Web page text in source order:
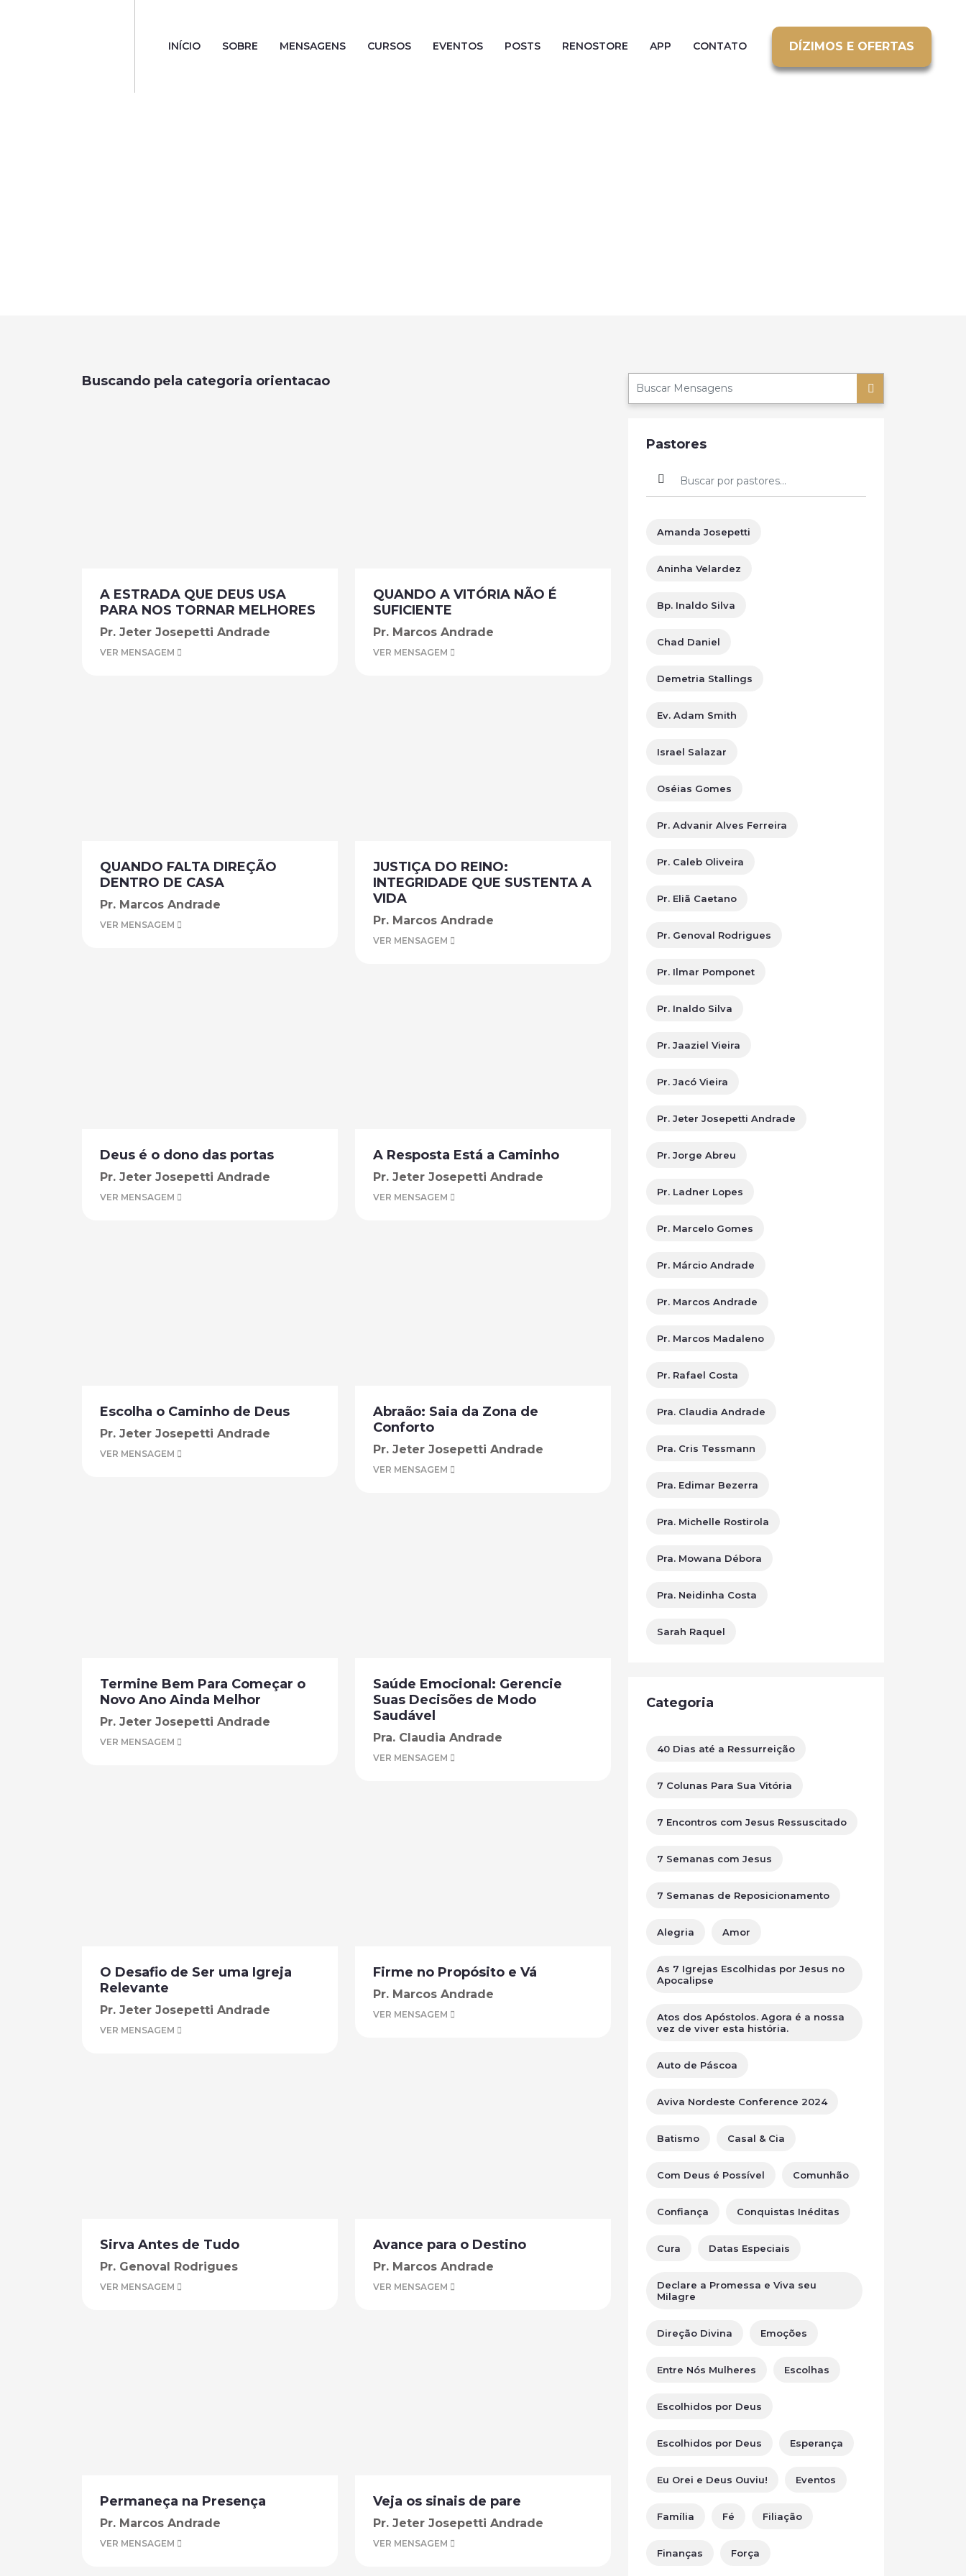
INÍCIO SOBRE MENSAGENS CURSOS EVENTOS POSTS RENOSTORE APP CONTATO DÍZIMOS E OFERTAS
Buscando pela categoria orientacao
A ESTRADA QUE DEUS USA
PARA NOS TORNAR MELHORES
Pr. Jeter Josepetti Andrade
VER MENSAGEM
QUANDO A VITÓRIA NÃO É
SUFICIENTE
Pr. Marcos Andrade
VER MENSAGEM
QUANDO FALTA DIREÇÃO
DENTRO DE CASA
Pr. Marcos Andrade
VER MENSAGEM
JUSTIÇA DO REINO:
INTEGRIDADE QUE SUSTENTA A
VIDA
Pr. Marcos Andrade
VER MENSAGEM
Deus é o dono das portas
Pr. Jeter Josepetti Andrade
VER MENSAGEM
A Resposta Está a Caminho
Pr. Jeter Josepetti Andrade
VER MENSAGEM
Escolha o Caminho de Deus
Pr. Jeter Josepetti Andrade
VER MENSAGEM
Abraão: Saia da Zona de
Conforto
Pr. Jeter Josepetti Andrade
VER MENSAGEM
Termine Bem Para Começar o
Novo Ano Ainda Melhor
Pr. Jeter Josepetti Andrade
VER MENSAGEM
Saúde Emocional: Gerencie
Suas Decisões de Modo
Saudável
Pra. Claudia Andrade
VER MENSAGEM
O Desafio de Ser uma Igreja
Relevante
Pr. Jeter Josepetti Andrade
VER MENSAGEM
Firme no Propósito e Vá
Pr. Marcos Andrade
VER MENSAGEM
Sirva Antes de Tudo
Pr. Genoval Rodrigues
VER MENSAGEM
Avance para o Destino
Pr. Marcos Andrade
VER MENSAGEM
Permaneça na Presença
Pr. Marcos Andrade
VER MENSAGEM
Veja os sinais de pare
Pr. Jeter Josepetti Andrade
VER MENSAGEM
Pastores
Amanda Josepetti
Aninha Velardez
Bp. Inaldo Silva
Chad Daniel
Demetria Stallings
Ev. Adam Smith
Israel Salazar
Oséias Gomes
Pr. Advanir Alves Ferreira
Pr. Caleb Oliveira
Pr. Eliã Caetano
Pr. Genoval Rodrigues
Pr. Ilmar Pomponet
Pr. Inaldo Silva
Pr. Jaaziel Vieira
Pr. Jacó Vieira
Pr. Jeter Josepetti Andrade
Pr. Jorge Abreu
Pr. Ladner Lopes
Pr. Marcelo Gomes
Pr. Márcio Andrade
Pr. Marcos Andrade
Pr. Marcos Madaleno
Pr. Rafael Costa
Pra. Claudia Andrade
Pra. Cris Tessmann
Pra. Edimar Bezerra
Pra. Michelle Rostirola
Pra. Mowana Débora
Pra. Neidinha Costa
Sarah Raquel
Categoria
40 Dias até a Ressurreição
7 Colunas Para Sua Vitória
7 Encontros com Jesus Ressuscitado
7 Semanas com Jesus
7 Semanas de Reposicionamento
Alegria Amor
As 7 Igrejas Escolhidas por Jesus no
Apocalipse
Atos dos Apóstolos. Agora é a nossa
vez de viver esta história.
Auto de Páscoa
Aviva Nordeste Conference 2024
Batismo Casal & Cia
Com Deus é Possível Comunhão
Confiança Conquistas Inéditas
Cura Datas Especiais
Declare a Promessa e Viva seu
Milagre
Direção Divina Emoções
Entre Nós Mulheres Escolhas
Escolhidos por Deus
Escolhidos por Deus Esperança
Eu Orei e Deus Ouviu! Eventos
Família Fé Filiação
Finanças Força